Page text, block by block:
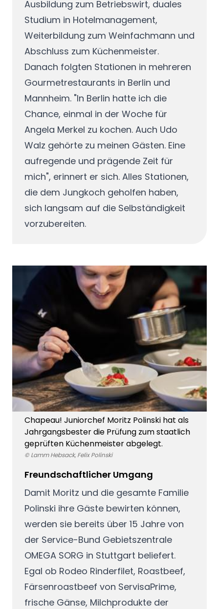
Ausbildung zum Betriebswirt, duales
Studium in Hotelmanagement,
Weiterbildung zum Weinfachmann und
Abschluss zum Küchenmeister.
Danach folgten Stationen in mehreren
Gourmetrestaurants in Berlin und
Mannheim. "In Berlin hatte ich die
Chance, einmal in der Woche für
Angela Merkel zu kochen. Auch Udo
Walz gehörte zu meinen Gästen. Eine
aufregende und prägende Zeit für
mich", erinnert er sich. Alles Stationen,
die dem Jungkoch geholfen haben,
sich langsam auf die Selbständigkeit
vorzubereiten.
Freundschaftlicher Umgang
Damit Moritz und die gesamte Familie
Polinski ihre Gäste bewirten können,
werden sie bereits über 15 Jahre von
der Service-Bund Gebietszentrale
OMEGA SORG in Stuttgart beliefert.
Egal ob Rodeo Rinderfilet, Roastbeef,
Färsenroastbeef von ServisaPrime,
frische Gänse, Milchprodukte der
Chapeau! Juniorchef Moritz Polinski hat als
Jahrgangsbester die Prüfung zum staatlich
geprüften Küchenmeister abgelegt.
© Lamm Hebsack, Felix Polinski